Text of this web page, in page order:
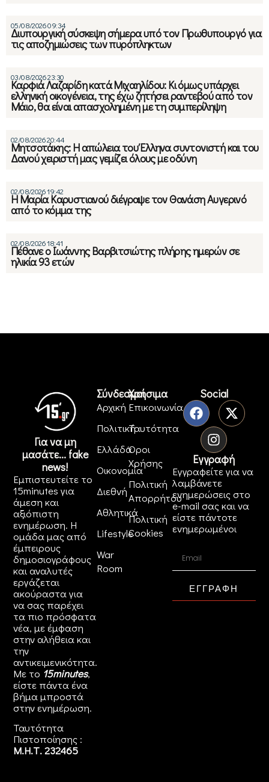
05/08/2026 09:34
Διυπουργική σύσκεψη σήμερα υπό τον Πρωθυπουργό για
τις αποζημιώσεις των πυρόπληκτων
03/08/2026 23:30
Καρφιά Λαζαρίδη κατά Μιχαηλίδου: Κι όμως υπάρχει
ελληνική οικογένεια, της έχω ζητήσει ραντεβού από τον
Μάιο, θα είναι απασχολημένη με τη συμπερίληψη
02/08/2026 20:44
Μητσοτάκης: Η απώλεια του Έλληνα συντονιστή και του
Δανού χειριστή μας γεμίζει όλους με οδύνη
02/08/2026 19:42
Η Μαρία Καρυστιανού διέγραψε τον Θανάση Αυγερινό
από το κόμμα της
02/08/2026 18:41
Πέθανε ο Ιωάννης Βαρβιτσιώτης πλήρης ημερών σε
ηλικία 93 ετών
Για να μη
μασάτε... fake
news!
Εμπιστευτείτε το
15minutes για
άμεση και
αξιόπιστη
ενημέρωση. Η
ομάδα μας από
έμπειρους
δημοσιογράφους
και αναλυτές
εργάζεται
ακούραστα για
να σας παρέχει
τα πιο πρόσφατα
νέα, με έμφαση
στην αλήθεια και
την
αντικειμενικότητα.
Με το 15minutes,
είστε πάντα ένα
βήμα μπροστά
στηνενημέρωση.
Ταυτότητα
Πιστοποίησης :
Μ.Η.Τ. 232465
Σύνδεσμοι
Αρχική
Πολιτική
Ελλάδα
Οικονομία
Διεθνή
Αθλητικά
Lifestyle
War
Room
Χρήσιμα
Επικοινωνία
Ταυτότητα
Όροι
Χρήσης
Πολιτική
Απορρήτου
Πολιτική
Cookies
Social
Εγγραφή
Εγγραφείτε για να
λαμβάνετε
ενημερώσεις στο
e-mail σας και να
είστε πάντοτε
ενημερωμένοι
ΕΓΓΡΑΦΗ